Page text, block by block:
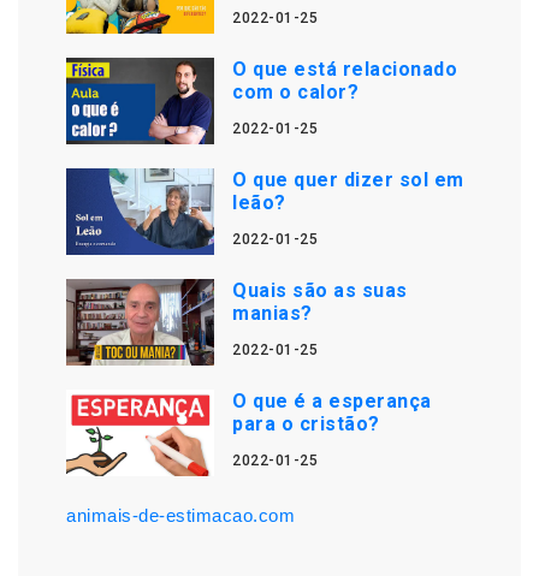
2022-01-25
O que está relacionado
com o calor?
2022-01-25
O que quer dizer sol em
leão?
2022-01-25
Quais são as suas
manias?
2022-01-25
O que é a esperança
para o cristão?
2022-01-25
animais-de-estimacao.com